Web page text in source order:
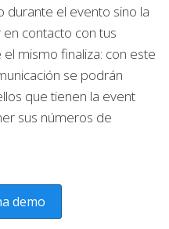
durante el evento sino la
contacto con tus
mismo finaliza: con este
se podrán
que tienen la event
sus números de
demo